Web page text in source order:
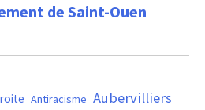
de Saint-Ouen
Antiracisme Aubervilliers